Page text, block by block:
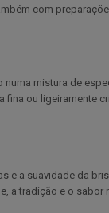
com
mistura de
ou ligeiramente
e a suavidade da
a tradição e o sabor